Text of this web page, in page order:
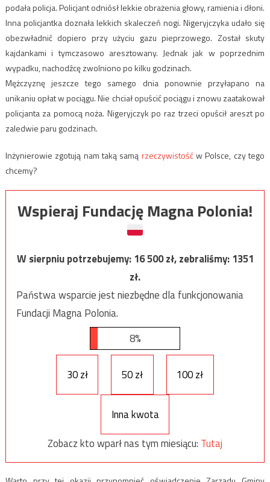
podała policja. Policjant odniósł lekkie obrażenia głowy, ramienia i dłoni.
Inna policjantka doznała lekkich skaleczeń nogi. Nigeryjczyka udało się
obezwładnić dopiero przy użyciu gazu pieprzowego. Został skuty
kajdankami i tymczasowo aresztowany. Jednak jak w poprzednim
wypadku, nachodźcę zwolniono po kilku godzinach.
Mężczyznę jeszcze tego samego dnia ponownie przyłapano na
unikaniu opłat w pociągu. Nie chciał opuścić pociągu i znowu zaatakował
policjanta za pomocą noża. Nigeryjczyk po raz trzeci opuścił areszt po
zaledwie paru godzinach.
Inżynierowie zgotują nam taką samą rzeczywistośćw Polsce, czy tego
chcemy?
Wspieraj Fundację Magna Polonia!
W sierpniu potrzebujemy:16 500zł, zebraliśmy:1351
zł.
Państwa wsparcie jest niezbędne dla funkcjonowania
Fundacji Magna Polonia.
8%
30 zł 50 zł 100 zł
Inna kwota
Zobacz kto wparł nas tym miesiącu: Tutaj